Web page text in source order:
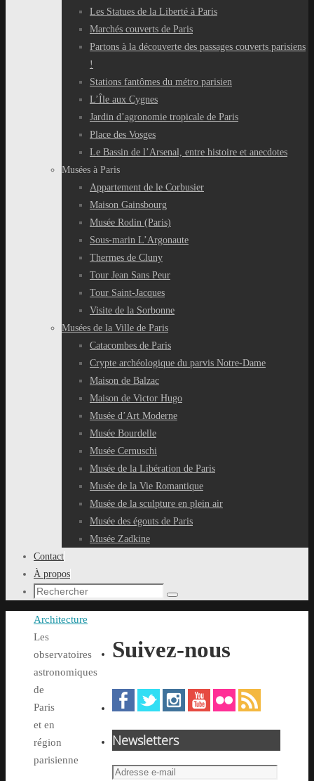
Les Statues de la Liberté à Paris
Marchés couverts de Paris
Partons à la découverte des passages couverts parisiens
!
Stations fantômes du métro parisien
L’Île aux Cygnes
Jardin d’agronomie tropicale de Paris
Place des Vosges
Le Bassin de l’Arsenal, entre histoire et anecdotes
Musées à Paris
Appartement de le Corbusier
Maison Gainsbourg
Musée Rodin (Paris)
Sous-marin L’Argonaute
Thermes de Cluny
Tour Jean Sans Peur
Tour Saint-Jacques
Visite de la Sorbonne
Musées de la Ville de Paris
Catacombes de Paris
Crypte archéologique du parvis Notre-Dame
Maison de Balzac
Maison de Victor Hugo
Musée d’Art Moderne
Musée Bourdelle
Musée Cernuschi
Musée de la Libération de Paris
Musée de la Vie Romantique
Musée de la sculpture en plein air
Musée des égouts de Paris
Musée Zadkine
Contact
À propos
Recherche
:
Rechercher
Accueil
Architecture
Les
observatoires
astronomiques
de
Paris
et en
région
parisienne
Suivez-nous
Newsletters
Adresse